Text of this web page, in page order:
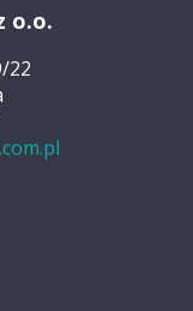
o.o.
22